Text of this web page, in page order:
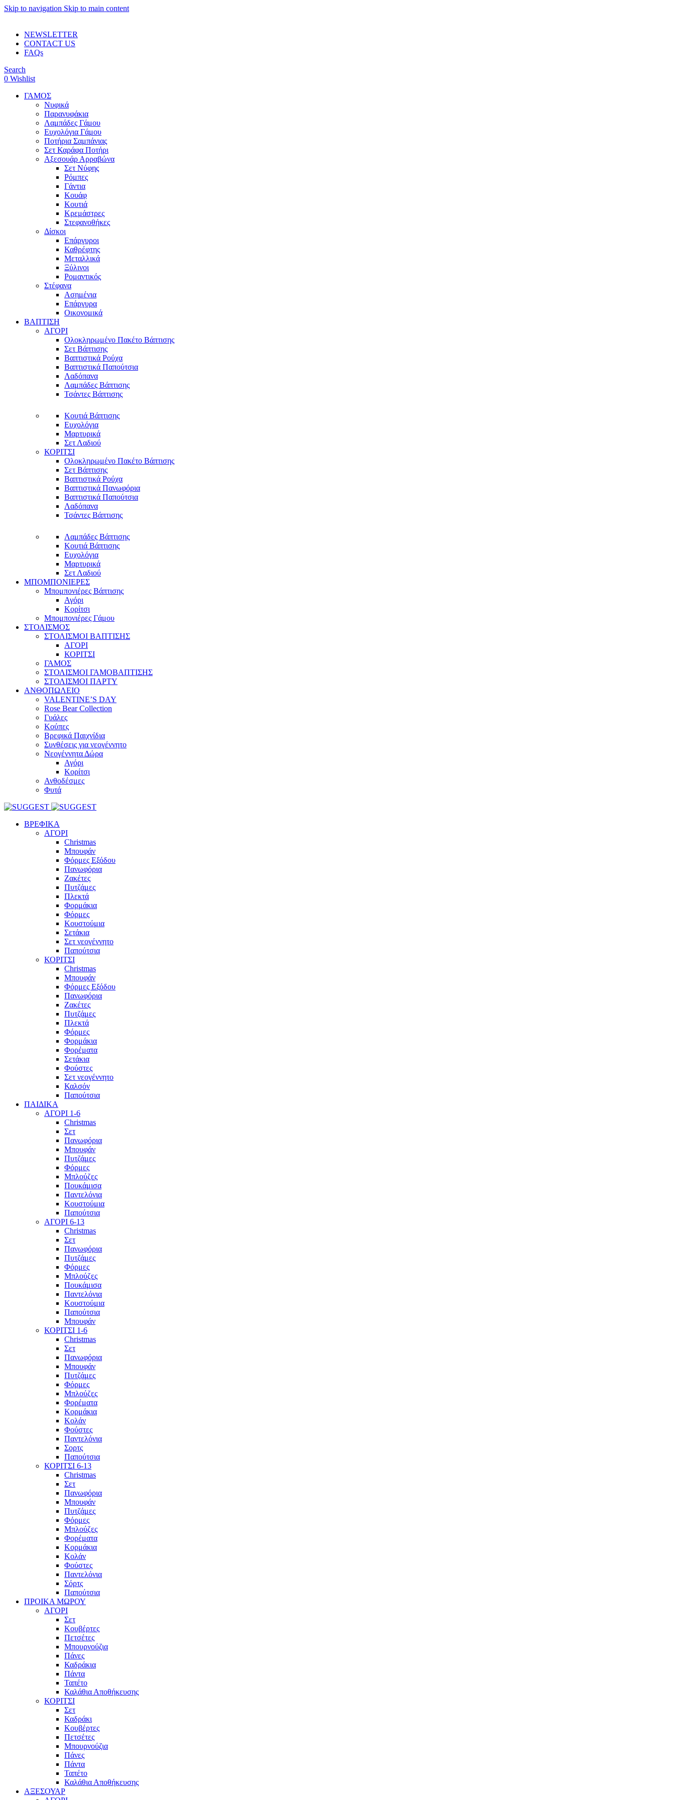
Skip to navigation Skip to main content
NEWSLETTER
CONTACT US
FAQs
Search
0 Wishlist
ΓΑΜΟΣ
Νυφικά
Παρανυφάκια
Λαμπάδες Γάμου
Ευχολόγια Γάμου
Ποτήρια Σαμπάνιας
Σετ Καράφα Ποτήρι
Αξεσουάρ Αρραβώνα
Σετ Νύφης
Ρόμπες
Γάντια
Κουάφ
Κουτιά
Κρεμάστρες
Στεφανοθήκες
Δίσκοι
Επάργυροι
Καθρέφτης
Μεταλλικά
Ξύλινοι
Ρομαντικός
Στέφανα
Ασημένια
Επάργυρα
Οικονομικά
ΒΑΠΤΙΣΗ
ΑΓΟΡΙ
Ολοκληρωμένο Πακέτο Βάπτισης
Σετ Βάπτισης
Βαπτιστικά Ρούχα
Βαπτιστικά Παπούτσια
Λαδόπανα
Λαμπάδες Βάπτισης
Τσάντες Βάπτισης
Κουτιά Βάπτισης
Ευχολόγια
Μαρτυρικά
Σετ Λαδιού
ΚΟΡΙΤΣΙ
Ολοκληρωμένο Πακέτο Βάπτισης
Σετ Βάπτισης
Βαπτιστικά Ρούχα
Βαπτιστικά Πανωφόρια
Βαπτιστικά Παπούτσια
Λαδόπανα
Τσάντες Βάπτισης
Λαμπάδες Βάπτισης
Κουτιά Βάπτισης
Ευχολόγια
Μαρτυρικά
Σετ Λαδιού
ΜΠΟΜΠΟΝΙΕΡΕΣ
Μπομπονιέρες Βάπτισης
Αγόρι
Κορίτσι
Μπομπονιέρες Γάμου
ΣΤΟΛΙΣΜΟΣ
ΣΤΟΛΙΣΜΟΙ ΒΑΠΤΙΣΗΣ
ΑΓΟΡΙ
ΚΟΡΙΤΣΙ
ΓΑΜΟΣ
ΣΤΟΛΙΣΜΟΙ ΓΑΜΟΒΑΠΤΙΣΗΣ
ΣΤΟΛΙΣΜΟΙ ΠΑΡΤΥ
ΑΝΘΟΠΩΛΕΙΟ
VALENTINE’S DAY
Rose Bear Collection
Γυάλες
Κούπες
Βρεφικά Παιχνίδια
Συνθέσεις για νεογέννητο
Νεογέννητα Δώρα
Αγόρι
Κορίτσι
Ανθοδέσμες
Φυτά
ΒΡΕΦΙΚΑ
ΑΓΟΡΙ
Christmas
Μπουφάν
Φόρμες Εξόδου
Πανωφόρια
Ζακέτες
Πυτζάμες
Πλεκτά
Φορμάκια
Φόρμες
Κουστούμια
Σετάκια
Σετ νεογέννητο
Παπούτσια
ΚΟΡΙΤΣΙ
Christmas
Μπουφάν
Φόρμες Εξόδου
Πανωφόρια
Ζακέτες
Πυτζάμες
Πλεκτά
Φόρμες
Φορμάκια
Φορέματα
Σετάκια
Φούστες
Σετ νεογέννητο
Καλσόν
Παπούτσια
ΠΑΙΔΙΚΑ
ΑΓΟΡΙ 1-6
Christmas
Σετ
Πανωφόρια
Μπουφάν
Πυτζάμες
Φόρμες
Μπλούζες
Πουκάμισα
Παντελόνια
Κουστούμια
Παπούτσια
ΑΓΟΡΙ 6-13
Christmas
Σετ
Πανωφόρια
Πυτζάμες
Φόρμες
Μπλούζες
Πουκάμισα
Παντελόνια
Κουστούμια
Παπούτσια
Μπουφάν
ΚΟΡΙΤΣΙ 1-6
Christmas
Σετ
Πανωφόρια
Μπουφάν
Πυτζάμες
Φόρμες
Μπλούζες
Φορέματα
Κορμάκια
Κολάν
Φούστες
Παντελόνια
Σορτς
Παπούτσια
ΚΟΡΙΤΣΙ 6-13
Christmas
Σετ
Πανωφόρια
Μπουφάν
Πυτζάμες
Φόρμες
Μπλούζες
Φορέματα
Κορμάκια
Κολάν
Φούστες
Παντελόνια
Σόρτς
Παπούτσια
ΠΡΟΙΚΑ ΜΩΡΟΥ
ΑΓΟΡΙ
Σετ
Κουβέρτες
Πετσέτες
Μπουρνούζια
Πάνες
Καδράκια
Πάντα
Ταπέτο
Καλάθια Αποθήκευσης
ΚΟΡΙΤΣΙ
Σετ
Καδράκι
Κουβέρτες
Πετσέτες
Μπουρνούζια
Πάνες
Πάντα
Ταπέτο
Καλάθια Αποθήκευσης
ΑΞΕΣΟΥΑΡ